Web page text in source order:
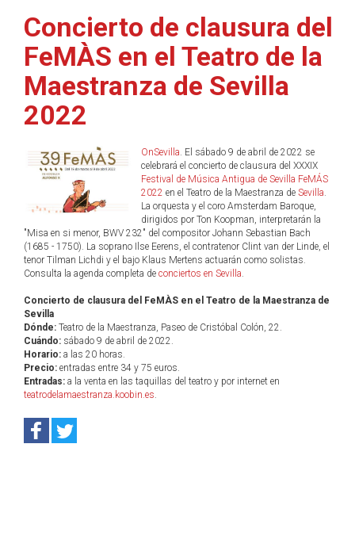
Concierto de clausura del
FeMÀS en el Teatro de la
Maestranza de Sevilla
2022
OnSevilla. El sábado 9 de abril de 2022 se
celebrará el concierto de clausura del XXXIX
Festival de Música Antigua de Sevilla FeMÁS
2022 en el Teatro de la Maestranza de Sevilla.
La orquesta y el coro Amsterdam Baroque,
dirigidos por Ton Koopman, interpretarán la
"Misa en si menor, BWV 232" del compositor Johann Sebastian Bach
(1685 - 1750). La soprano Ilse Eerens, el contratenor Clint van der Linde, el
tenor Tilman Lichdi y el bajo Klaus Mertens actuarán como solistas.
Consulta la agenda completa de conciertos en Sevilla.
Concierto de clausura del FeMÀS en el Teatro de la Maestranza de
Sevilla
Dónde: Teatro de la Maestranza, Paseo de Cristóbal Colón, 22.
Cuándo: sábado 9 de abril de 2022.
Horario: a las 20 horas.
Precio: entradas entre 34 y 75 euros.
Entradas: a la venta en las taquillas del teatro y por internet en
teatrodelamaestranza.koobin.es.